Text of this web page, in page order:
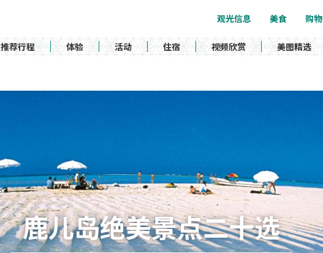
观光信息 美食 购物
推荐行程 体验 活动 住宿 视频欣赏 美图精选
鹿儿岛绝美景点二十选